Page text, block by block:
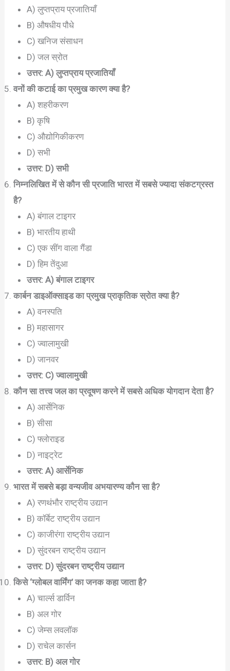
A) लुप्तप्राय प्रजातियाँ
B) औषधीय पौधे
C) खनिज संसाधन
D) जल स्रोत
उत्तर: A) लुप्तप्राय प्रजातियाँ
वनों की कटाई का प्रमुख कारण क्या है?
A) शहरीकरण
B) कृषि
C) औद्योगिकीकरण
D) सभी
उत्तर: D) सभी
निम्नलिखित में से कौन सी प्रजाति भारत में सबसे ज्यादा संकटग्रस्त
है?
A) बंगाल टाइगर
B) भारतीय हाथी
C) एक सींग वाला गैंडा
D) हिम तेंदुआ
उत्तर: A) बंगाल टाइगर
कार्बन डाइऑक्साइड का प्रमुख प्राकृतिक स्रोत क्या है?
A) वनस्पति
B) महासागर
C) ज्वालामुखी
D) जानवर
उत्तर: C) ज्वालामुखी
कौन सा तत्त्व जल का प्रदूषण करने में सबसे अधिक योगदान देता है?
A) आर्सेनिक
B) सीसा
C) फ्लोराइड
D) नाइट्रेट
उत्तर: A) आर्सेनिक
भारत में सबसे बड़ा वन्यजीव अभयारण्य कौन सा है?
A) रणथंभौर राष्ट्रीय उद्यान
B) कॉर्बेट राष्ट्रीय उद्यान
C) काजीरंगा राष्ट्रीय उद्यान
D) सुंदरबन राष्ट्रीय उद्यान
उत्तर: D) सुंदरबन राष्ट्रीय उद्यान
किसे ‘ग्लोबल वार्मिंग’ का जनक कहा जाता है?
A) चार्ल्स डार्विन
B) अल गोर
C) जेम्स लवलॉक
D) राचेल कार्सन
उत्तर: B) अल गोर